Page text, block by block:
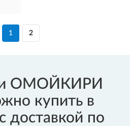
1 2
ОМОЙКИРИ
купить в
доставкой по